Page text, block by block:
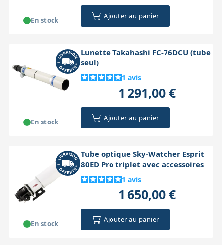
Ajouter au panier
En stock
Lunette Takahashi FC-76DCU (tube
seul)
1 avis
1 291,00 €
Ajouter au panier
En stock
Tube optique Sky-Watcher Esprit
80ED Pro triplet avec accessoires
1 avis
1 650,00 €
Ajouter au panier
En stock